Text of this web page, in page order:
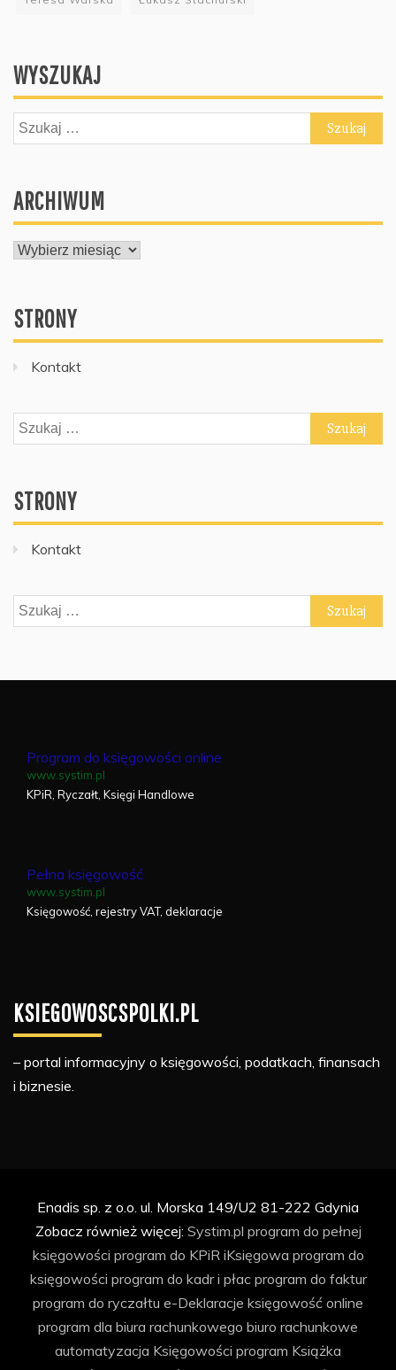
WYSZUKAJ
Szukaj:
ARCHIWUM
ARCHIWUM
STRONY
Kontakt
Szukaj:
STRONY
Kontakt
Szukaj:
Program do księgowości online
www.systim.pl
KPiR, Ryczałt, Księgi Handlowe
Pełna księgowość
www.systim.pl
Księgowość, rejestry VAT, deklaracje
KSIEGOWOSCSPOLKI.PL
– portal informacyjny o księgowości, podatkach, finansach
i biznesie.
Enadis sp. z o.o. ul. Morska 149/U2 81-222 Gdynia
Zobacz również więcej: Systim.pl program do pełnej
księgowości program do KPiR iKsięgowa program do
księgowości program do kadr i płac program do faktur
program do ryczałtu e-Deklaracje księgowość online
program dla biura rachunkowego biuro rachunkowe
automatyzacja Księgowości program Książka